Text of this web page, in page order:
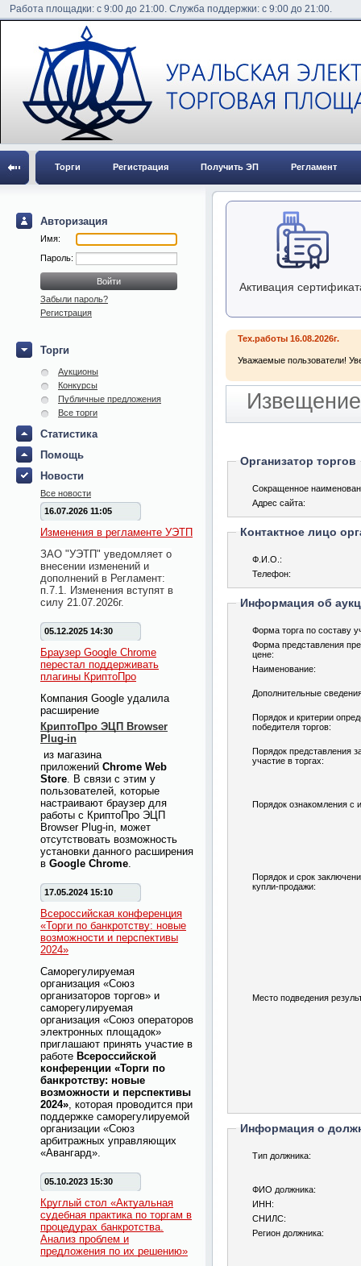
Работа площадки: с 9:00 до 21:00. Служба поддержки: с 9:00 до 21:00.
Торги Регистрация Получить ЭП Регламент
Авторизация
Имя:
Пароль:
Забыли пароль?
Регистрация
Торги
Аукционы
Конкурсы
Публичные предложения
Все торги
Статистика
Помощь
Новости
Все новости
16.07.2026 11:05
Изменения в регламенте УЭТП
ЗАО "УЭТП" уведомляет о
внесении изменений и
дополнений в Регламент:
п.7.1. Изменения вступят в
силу 21.07.2026г.
05.12.2025 14:30
Браузер Google Chrome
перестал поддерживать
плагины КриптоПро
Компания Google удалила
расширение
КриптоПро ЭЦП Browser
Plug-in
из магазина
приложений Chrome Web
Store. В связи с этим у
пользователей, которые
настраивают браузер для
работы с КриптоПро ЭЦП
Browser Plug-in, может
отсутствовать возможность
установки данного расширения
в Google Chrome.
17.05.2024 15:10
Всероссийская конференция
«Торги по банкротству: новые
возможности и перспективы
2024»
Саморегулируемая
организация «Союз
организаторов торгов» и
саморегулируемая
организация «Союз операторов
электронных площадок»
приглашают принять участие в
работе Всероссийской
конференции «Торги по
банкротству: новые
возможности и перспективы
2024», которая проводится при
поддержке саморегулируемой
организации «Союз
арбитражных управляющих
«Авангард».
05.10.2023 15:30
Круглый стол «Актуальная
судебная практика по торгам в
процедурах банкротства.
Анализ проблем и
предложения по их решению»
Активация
Тех.работы 16.08.2026г.
Уважаемые пользователи!
Организатор торгов
Сокращенное
Адрес сайта:
Контактное лицо
Ф.И.О.:
Телефон:
Информация об
Форма торга по составу
Форма представления
цене:
Наименование:
Дополнительные
Порядок и критерии
победителя торгов:
Порядок представления
участие в торгах:
Порядок ознакомления с
Порядок и срок
купли-продажи:
Место подведения
Информация о
Тип должника:
ФИО должника:
ИНН:
СНИЛС:
Регион должника: